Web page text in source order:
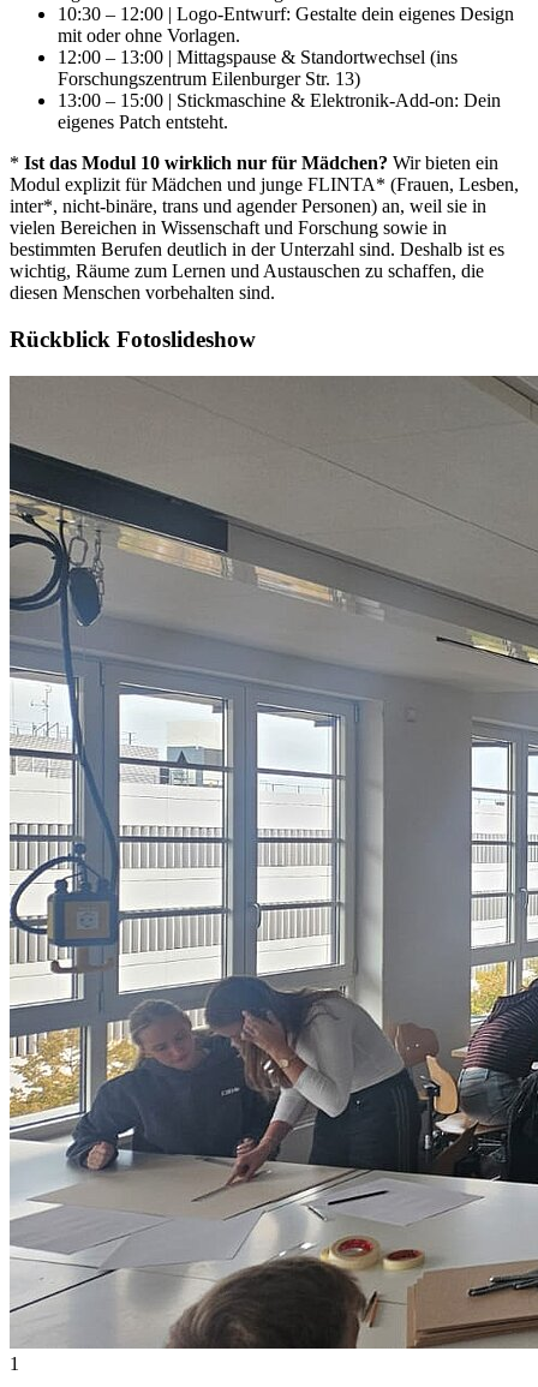
10:30 – 12:00 | Logo-Entwurf: Gestalte dein eigenes Design
mit oder ohne Vorlagen.
12:00 – 13:00 | Mittagspause & Standortwechsel (ins
Forschungszentrum Eilenburger Str. 13)
13:00 – 15:00 | Stickmaschine & Elektronik-Add-on: Dein
eigenes Patch entsteht.
* Ist das Modul 10 wirklich nur für Mädchen? Wir bieten ein
Modul explizit für Mädchen und junge FLINTA* (Frauen, Lesben,
inter*, nicht-binäre, trans und agender Personen) an, weil sie in
vielen Bereichen in Wissenschaft und Forschung sowie in
bestimmten Berufen deutlich in der Unterzahl sind. Deshalb ist es
wichtig, Räume zum Lernen und Austauschen zu schaffen, die
diesen Menschen vorbehalten sind.
Rückblick Fotoslideshow
1